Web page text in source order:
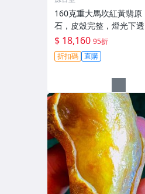
160克重大馬坎紅黃翡原
石，皮殼完整，燈光下透
亮迷人，適合手鐲與掛件
打造，天然A貨翡翠嚴選。
紅黃翡 翡翠 手鐲掛件
$ 18,160 95折
折扣碼 直購